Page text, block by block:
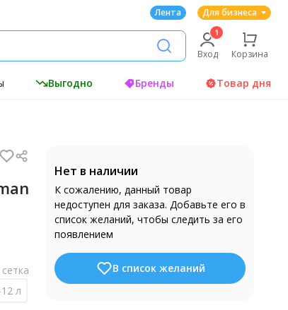
Лента Для бизнеса
Вход Корзина
Выгодно Бренды Товар дня
л
Нет в наличии
К сожалению, данный товар
недоступен для заказа. Добавьте его в
список желаний, чтобы следить за его
появлением
В список желаний